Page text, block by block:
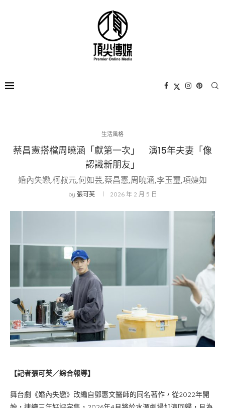
生活風格
蔡昌憲搭檔周曉涵「獻第一次」 演15年夫妻「像
認識新朋友」
婚內失戀,柯叔元,何如芸,蔡昌憲,周曉涵,李玉璽,項婕如
by 張可芙 2026 年 2 月 5 日
【記者張可芙／綜合報導】
舞台劇《婚內失戀》改編自鄧惠文醫師的同名著作，從2022年開